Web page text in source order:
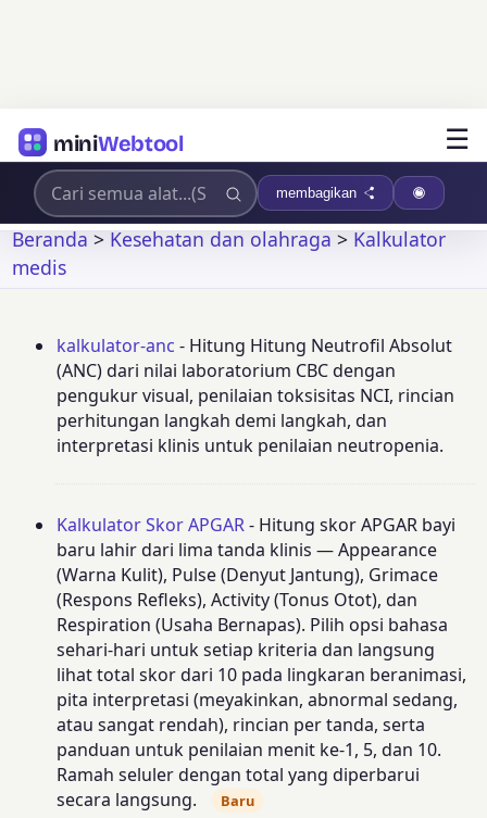
miniWebtool ☰
membagikan
Beranda>Kesehatan dan olahraga>Kalkulator
medis
kalkulator-anc - Hitung Hitung Neutrofil Absolut
(ANC) dari nilai laboratorium CBC dengan
pengukur visual, penilaian toksisitas NCI, rincian
perhitungan langkah demi langkah, dan
interpretasi klinis untuk penilaian neutropenia.
Kalkulator Skor APGAR- Hitung skor APGAR bayi
baru lahir dari lima tanda klinis — Appearance
(Warna Kulit), Pulse (Denyut Jantung), Grimace
(Respons Refleks), Activity (Tonus Otot), dan
Respiration (Usaha Bernapas). Pilih opsi bahasa
sehari-hari untuk setiap kriteria dan langsung
lihat total skor dari 10 pada lingkaran beranimasi,
pita interpretasi (meyakinkan, abnormal sedang,
atau sangat rendah), rincian per tanda, serta
panduan untuk penilaian menit ke-1, 5, dan 10.
Ramah seluler dengan total yang diperbarui
secara langsung.
Baru